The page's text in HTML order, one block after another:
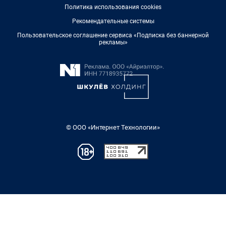
Политика использования cookies
Рекомендательные системы
Пользовательское соглашение сервиса «Подписка без баннерной
рекламы»
© ООО «Интернет Технологии»